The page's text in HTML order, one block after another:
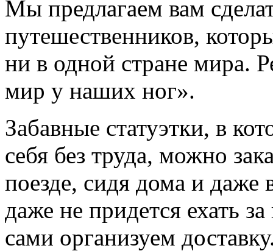
Мы предлагаем вам
путешественников,
ни в одной стране мира.
мир у наших ног».
Забавные статуэтки, в
себя без труда, можно
поезде, сидя дома и
даже не придется ехать
сами организуем